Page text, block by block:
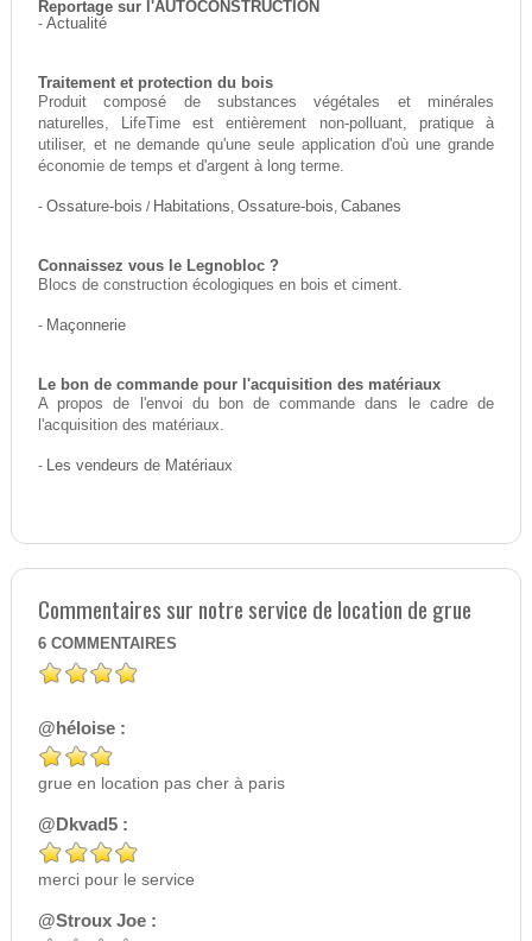
Reportage sur l'AUTOCONSTRUCTION
- Actualité
Traitement et protection du bois
Produit composé de substances végétales et minérales
naturelles, LifeTime est entièrement non-polluant, pratique à
utiliser, et ne demande qu'une seule application d'où une grande
économie de temps et d'argent à long terme.
- Ossature-bois / Habitations, Ossature-bois, Cabanes
Connaissez vous le Legnobloc ?
Blocs de construction écologiques en bois et ciment.
- Maçonnerie
Le bon de commande pour l'acquisition des matériaux
A propos de l'envoi du bon de commande dans le cadre de
l'acquisition des matériaux.
- Les vendeurs de Matériaux
Commentaires sur notre service de location de grue
6 COMMENTAIRES
@héloise :
grue en location pas cher à paris
@Dkvad5 :
merci pour le service
@Stroux Joe :